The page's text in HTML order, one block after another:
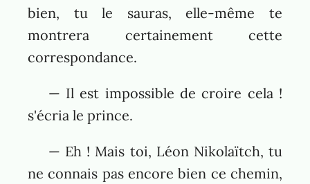
bien, tu le sauras, elle-même te
montrera certainement cette
correspondance.
— Il est impossible de croire cela !
s'écria le prince.
— Eh ! Mais toi, Léon Nikolaïtch, tu
ne connais pas encore bien ce chemin,